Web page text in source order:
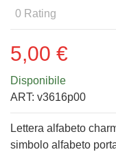
0 Rating
5,00 €
Disponibile
ART: v3616p00
Lettera alfabeto
simbolo alfabeto